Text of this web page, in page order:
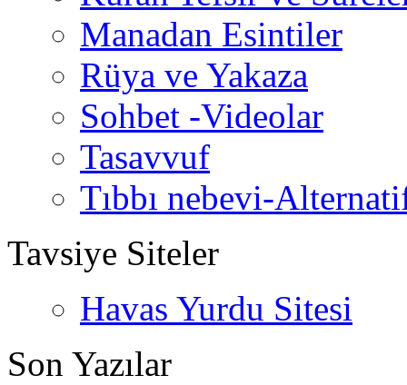
Manadan Esintiler
Rüya ve Yakaza
Sohbet -Videolar
Tasavvuf
Tıbbı nebevi-
Tavsiye Siteler
Havas Yurdu Sitesi
Son Yazılar